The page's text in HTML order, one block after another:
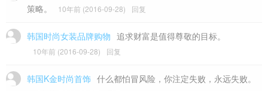
策略。
10年前 (2016-09-28) 回复
韩国时尚女装品牌购物 追求财富是值得尊敬的目标。
10年前 (2016-09-28) 回复
韩国K金时尚首饰 什么都怕冒风险，你注定失败，永远失败。